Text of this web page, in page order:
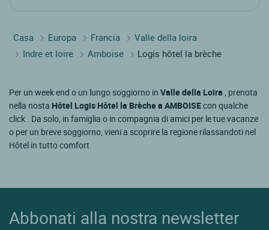
Casa Europa Francia
Valle della loira
Indre et loire
Amboise Logis hôtel la brèche
Per un week end o un lungo soggiorno in Valle della Loira , prenota
nella nosta Hôtel Logis Hôtel la Brèche a AMBOISEcon qualche
click . Da solo, in famiglia o in compagnia di amici per le tue vacanze
o per un breve soggiorno, vieni a scoprire la regione rilassandoti nel
Hôtel in tutto comfort.
Abbonati alla nostra newsletter